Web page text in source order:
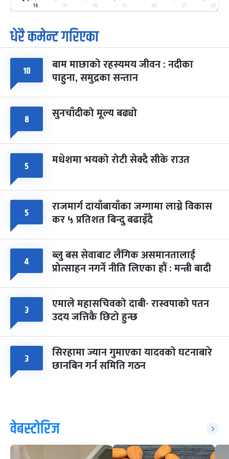
मंगल फाल्गुन २५, २०८३ Mar 9, 2027
७
आइत
पूर्णिमा व्रत
चैत्र ७, २०८३-Mar 21, 2027
८
सोम
फागुपूर्णिमा
चैत्र ८, २०८३-Mar 22, 2027
७ महिना बाँकी
16 17 18 19 20 21 22
धेरै कमेन्ट गरिएका
१० बाम माछाको रहस्यमय जीवन : नदीका
पाहुना, समुद्रका सन्तान
८ सुनचाँदीको मूल्य बढ्यो
५ मधेशमा भयको रोटी सेक्दै सीके राउत
५ राजमार्ग दायाँबायाँका जग्गामा लाग्ने विकास
कर ५ प्रतिशत बिन्दु बढाइँदै
४ ब्लु बस सेवाबाट लैंगिक असमानतालाई
प्रोत्साहन नगर्ने नीति लिएका हौं : मन्त्री बादी
३ एमाले महासचिवको दाबी- रास्वपाको पतन
उदय जत्तिकै छिटो हुन्छ
३ सिरहामा ज्यान गुमाएका यादवको घटनाबारे
छानबिन गर्न समिति गठन
वेबस्टोरिज